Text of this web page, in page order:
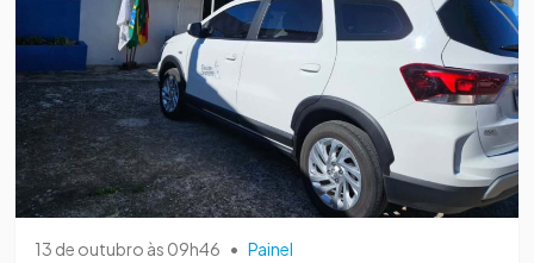
13 de outubro às 09h46 • Painel